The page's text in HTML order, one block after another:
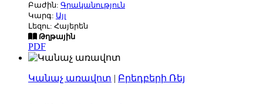
Բաժին: Գրականություն
Կարգ: Այլ
Լեզու: Հայերեն
Թղթային
PDF
Կանաչ առավոտ | Բրեդբերի Ռեյ